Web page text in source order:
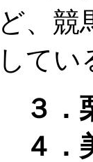
ど、競
してい
３．
４．